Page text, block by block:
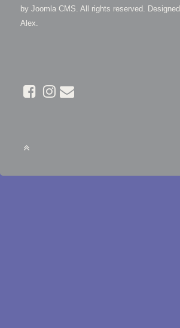
by Joomla CMS. All rights reserved.
Alex.